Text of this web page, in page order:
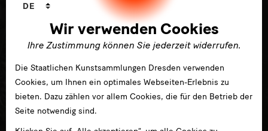
Kunst von der Romantik bis zur Gegenwart
Wir verwenden Cookies
Ihre Zustimmung können Sie jederzeit widerrufen.
DE
Die Staatlichen Kunstsammlungen Dresden verwenden
Cookies, um Ihnen ein optimales Webseiten-Erlebnis zu
bieten. Dazu zählen vor allem Cookies, die für den Betrieb der
Seite notwendig sind.